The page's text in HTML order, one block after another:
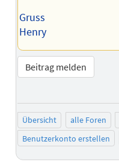
Gruss
Henry
Beitrag melden
Übersicht alle Foren
Benutzerkonto erstellen